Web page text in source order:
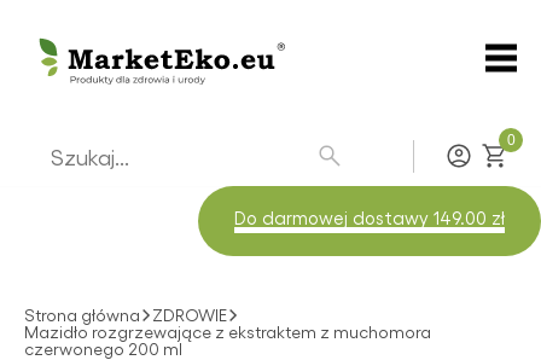
Zaloguj
0
Do darmowej dostawy 149.00 zł
Strona główna
ZDROWIE
Mazidło rozgrzewające z ekstraktem z muchomora
czerwonego 200 ml